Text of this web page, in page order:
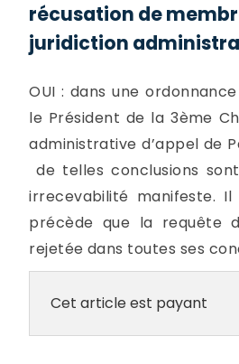
récusation de
juridiction
OUI : dans une
le Président de la 3ème
administrative d’appel de
de telles conclusions
irrecevabilité manifeste.
précède que la requête
rejetée dans toutes ses
Cet article est payant